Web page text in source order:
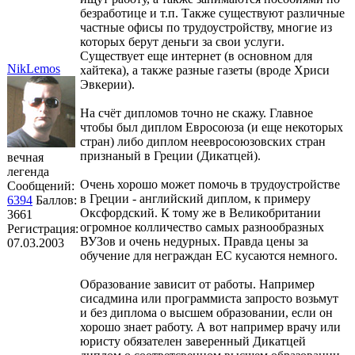
NikLemos
вечная
легенда
Сообщений:
6394 Баллов:
3661
Регистрация:
07.03.2003
безработице и т.п. Также существуют различные
частные офисы по трудоустройству, многие из
которых берут деньги за свои услуги.
Существует еще интернет (в основном для
хайтека), а также разные газеты (вроде Хриси
Эвкерии).
На счёт дипломов точно не скажу. Главное
чтобы был диплом Евросоюза (и еще некоторых
стран) либо диплом неевросоюзовских стран
признаный в Греции (Дикатцей).
Очень хорошо может помочь в трудоустройстве
в Греции - английский диплом, к примеру
Оксфордский. К тому же в Великобритании
огромное колличество самых разнообразных
ВУЗов и очень недурных. Правда цены за
обучение для неграждан ЕС кусаются немного.
Образование зависит от работы. Например
сисадмина или программиста запросто возьмут
и без диплома о высшем образовании, если он
хорошо знает работу. А вот например врачу или
юристу обязателен заверенный Дикатцей